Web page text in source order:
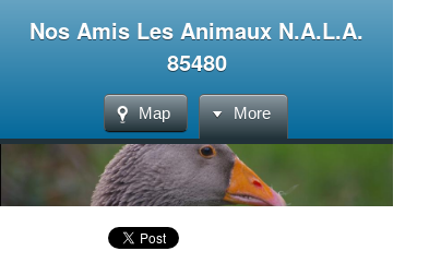
Nos Amis Les Animaux N.A.L.A.
85480
Map More